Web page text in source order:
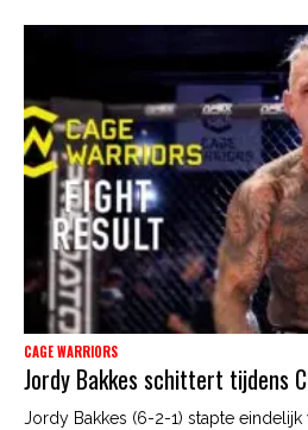
CAGE WARRIORS
Jordy Bakkes schittert tijdens
Jordy Bakkes (6-2-1) stapte